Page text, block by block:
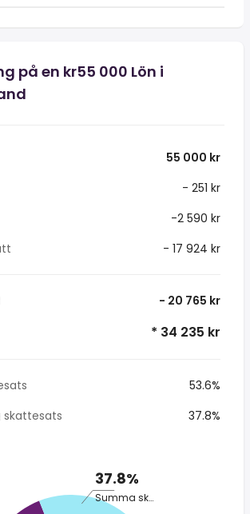
på en kr55 000 Lön i
55 000 kr
- 251 kr
-2 590 kr
- 17 924 kr
- 20 765 kr
* 34 235 kr
53.6%
37.8%
37.8%
Summa skatt